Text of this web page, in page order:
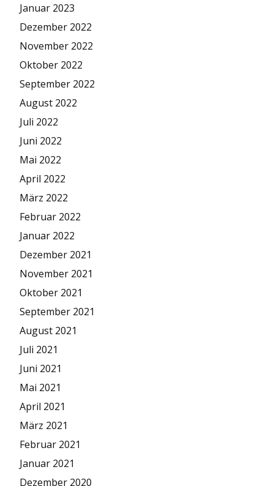
Januar 2023
Dezember 2022
November 2022
Oktober 2022
September 2022
August 2022
Juli 2022
Juni 2022
Mai 2022
April 2022
März 2022
Februar 2022
Januar 2022
Dezember 2021
November 2021
Oktober 2021
September 2021
August 2021
Juli 2021
Juni 2021
Mai 2021
April 2021
März 2021
Februar 2021
Januar 2021
Dezember 2020